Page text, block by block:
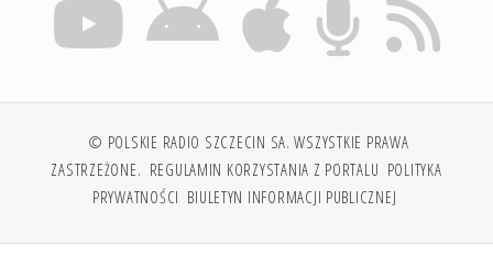
© POLSKIE RADIO SZCZECIN SA. WSZYSTKIE PRAWA
ZASTRZEŻONE. REGULAMIN KORZYSTANIA Z PORTALU POLITYKA
PRYWATNOŚCI BIULETYN INFORMACJI PUBLICZNEJ